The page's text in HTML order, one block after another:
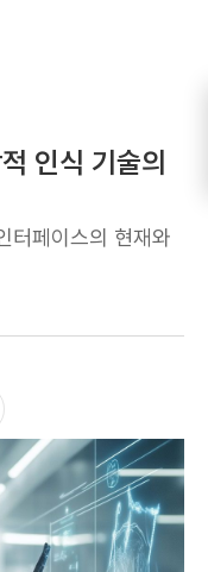
인식 기술의
터페이스의 현재와